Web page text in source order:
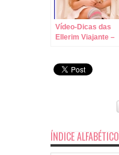
Vídeo-Dicas das
Ellerim Viajante –
ÍNDICE ALFABÉTICO